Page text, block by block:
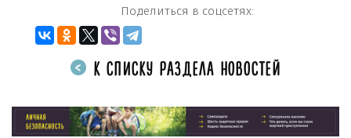
Поделиться в соцсетях:
К СПИСКУ РАЗДЕЛА НОВОСТЕЙ